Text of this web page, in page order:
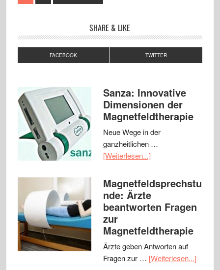
SHARE & LIKE
FACEBOOK TWITTER
Sanza: Innovative
Dimensionen der
Magnetfeldtherapie
Neue Wege in der
ganzheitlichen …
[Weiterlesen...]
Magnetfeldsprechstu
nde: Ärzte
beantworten Fragen
zur
Magnetfeldtherapie
Ärzte geben Antworten auf
Fragen zur … [Weiterlesen...]